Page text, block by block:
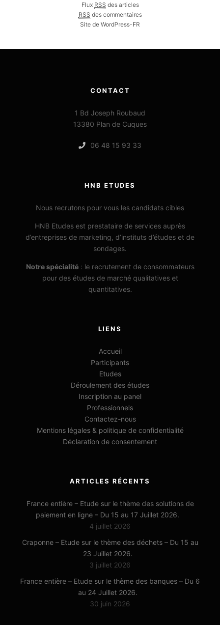
Flux RSS des articles
RSS des commentaires
Site de WordPress-FR
CONTACT
1 Bd Joseph Roubaud
13380 Plan de Cuques
06 48 15 93 33
HNB ETUDES
Nous recrutons pour vous les candidats cibles
HNB Etudes est prestataire de services auprès
d’entreprises de marketing, d’instituts d’études et de
sondages.
Notre spécialité: le recrutement de consommateurs
pour des études de marché qualitatives et
quantitatives.
LIENS
Accueil
Participants
Etudes
Déroulement des études
Inscription au panel
Professionnels
Contactez-nous
Mentions légales & politique de confidentialité
Déclaration de consentement
ARTICLES RÉCENTS
France entière – Etude sur le thème des solutions de
paiement en ligne – Du 15 au 17 Juillet 2026.
4 juillet 2026
Craponne – Etude sur le thème des déchets – Du 15 au
23 Juillet 2026.
3 juillet 2026
France entière – Etude sur le thème des banques – Du 6
au 24 Juillet 2026.
30 juin 2026